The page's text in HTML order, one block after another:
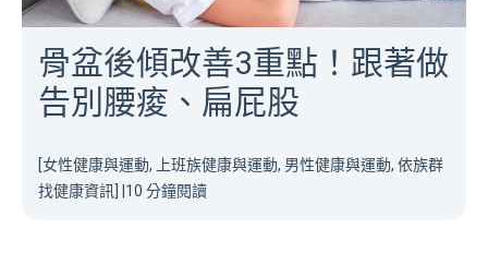
骨盆後傾改善3重點！跟著做
告別腰痠、扁屁股
[女性健康與運動, 上班族健康與運動, 男性健康與運動, 依族群
找健康資訊]
10 分鐘閱讀